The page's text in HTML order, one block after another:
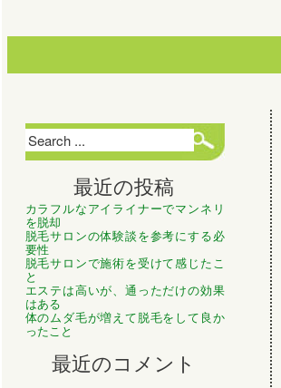
最近の投稿
カラフルなアイライナーでマンネリ
を脱却
脱毛サロンの体験談を参考にする必
要性
脱毛サロンで施術を受けて感じたこ
と
エステは高いが、通っただけの効果
はある
体のムダ毛が増えて脱毛をして良か
ったこと
最近のコメント